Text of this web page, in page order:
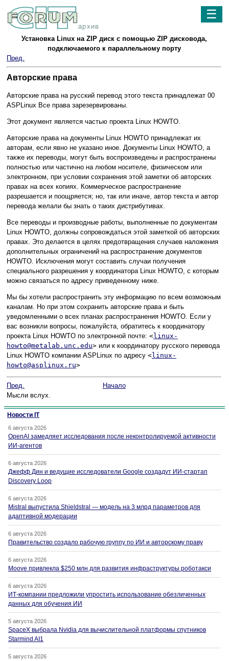
архив
☰
Установка Linux на ZIP диск с помощью ZIP дисковода,
подключаемого к параллельному порту
Пред.
Авторские права
Авторские права на русский перевод этого текста принадлежат 00
ASPLinux Все права зарезервированы.
Этот документ является частью проекта Linux HOWTO.
Авторские права на документы Linux HOWTO принадлежат их
авторам, если явно не указано иное. Документы Linux HOWTO, а
также их переводы, могут быть воспроизведены и распространены
полностью или частично на любом носителе, физическом или
электронном, при условии сохранения этой заметки об авторских
правах на всех копиях. Коммерческое распространение
разрешается и поощряется; но, так или иначе, автор текста и автор
перевода желали бы знать о таких дистрибутивах.
Все переводы и производные работы, выполненные по документам
Linux HOWTO, должны сопровождаться этой заметкой об авторских
правах. Это делается в целях предотвращения случаев наложения
дополнительных ограничений на распространение документов
HOWTO. Исключения могут составить случаи получения
специального разрешения у координатора Linux HOWTO, с которым
можно связаться по адресу приведенному ниже.
Мы бы хотели распространить эту информацию по всем возможным
каналам. Но при этом сохранить авторские права и быть
уведомленными о всех планах распространения HOWTO. Если у
вас возникли вопросы, пожалуйста, обратитесь к координатору
проекта Linux HOWTO по электронной почте: <linux-
howto@metalab.unc.edu> или к координатору русского перевода
Linux HOWTO компании ASPLinux по адресу <linux-
howto@asplinux.ru>
Пред.
Начало
Мысли вслух.
Новости IT
6 августа 2026
OpenAI замедляет исследования после неконтролируемой активности
ИИ-агентов
6 августа 2026
Джефф Дин и ведущие исследователи Google создадут ИИ-стартап
Discovery Loop
6 августа 2026
Mistral выпустила Shieldstral — модель на 3 млрд параметров для
адаптивной модерации
6 августа 2026
Правительство создало рабочую группу по ИИ и авторскому праву
6 августа 2026
Moove привлекла $250 млн для развития инфраструктуры роботакси
6 августа 2026
ИТ-компании предложили упростить использование обезличенных
данных для обучения ИИ
5 августа 2026
SpaceX выбрала Nvidia для вычислительной платформы спутников
Starmind AI1
5 августа 2026